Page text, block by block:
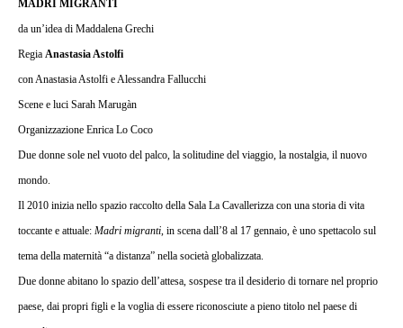
MADRI MIGRANTI
da un’idea di Maddalena Grechi
Regia Anastasia Astolfi
con Anastasia Astolfi e Alessandra Fallucchi
Scene e luci Sarah Marugàn
Organizzazione Enrica Lo Coco
Due donne sole nel vuoto del palco, la solitudine del viaggio, la nostalgia, il nuovo
mondo.
Il 2010 inizia nello spazio raccolto della Sala La Cavallerizza con una storia di vita
toccante e attuale: Madri migranti, in scena dall’8 al 17 gennaio, è uno spettacolo sul
tema della maternità “a distanza” nella società globalizzata.
Due donne abitano lo spazio dell’attesa, sospese tra il desiderio di tornare nel proprio
paese, dai propri figli e la voglia di essere riconosciute a pieno titolo nel paese di